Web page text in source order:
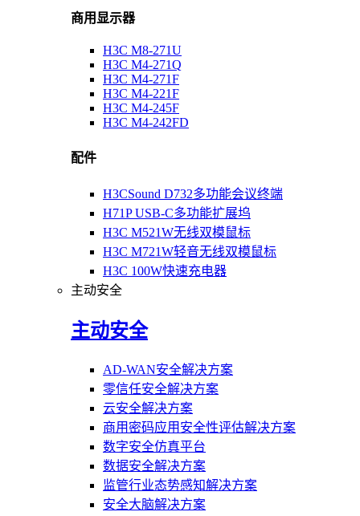
商用显示器
H3C M8-271U
H3C M4-271Q
H3C M4-271F
H3C M4-221F
H3C M4-245F
H3C M4-242FD
配件
H3CSound D732多功能会议终端
H71P USB-C多功能扩展坞
H3C M521W无线双模鼠标
H3C M721W轻音无线双模鼠标
H3C 100W快速充电器
主动安全
主动安全
AD-WAN安全解决方案
零信任安全解决方案
云安全解决方案
商用密码应用安全性评估解决方案
数字安全仿真平台
数据安全解决方案
监管行业态势感知解决方案
安全大脑解决方案